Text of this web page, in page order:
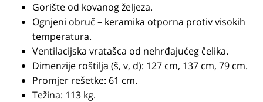
Gorište od kovanog željeza.
Ognjeni obruč – keramika otporna protiv visokih
temperatura.
Ventilacijska vratašca od nehrđajućeg čelika.
Dimenzije roštilja (š, v, d): 127 cm, 137 cm, 79 cm.
Promjer rešetke: 61 cm.
Težina: 113 kg.